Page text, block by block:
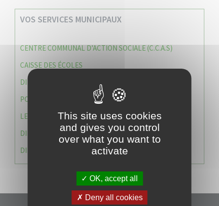
VOS SERVICES MUNICIPAUX
CENTRE COMMUNAL D’ACTION SOCIALE (C.C.A.S)
CAISSE DES ÉCOLES
DIRECTION DES SERVICES TECHNIQUES
POLICE MUNICIPALE
LE CABINET DU MAIRE
DIRECTION DES RESSOURCES ET MOYENS
DIRECTION DU DEVELLOPPEMENT URBAIN DURABL
This site uses cookies
and gives you control
over what you want to
activate
OK, accept all
Deny all cookies